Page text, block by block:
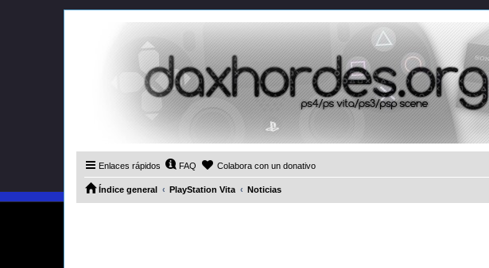
Enlaces rápidos FAQ Colabora con un donativo
Índice general PlayStation Vita Noticias